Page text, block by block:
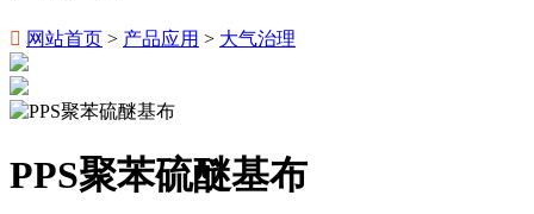
 网站首页 > 产品应用 > 大气治理
PPS聚苯硫醚基布